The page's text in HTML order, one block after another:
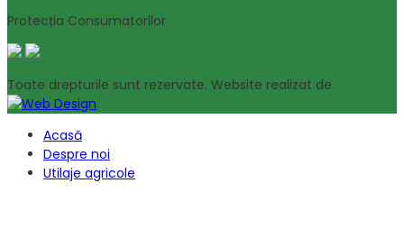
Protecția Consumatorilor
Toate drepturile sunt rezervate. Website realizat de
Acasă
Despre noi
Utilaje agricole